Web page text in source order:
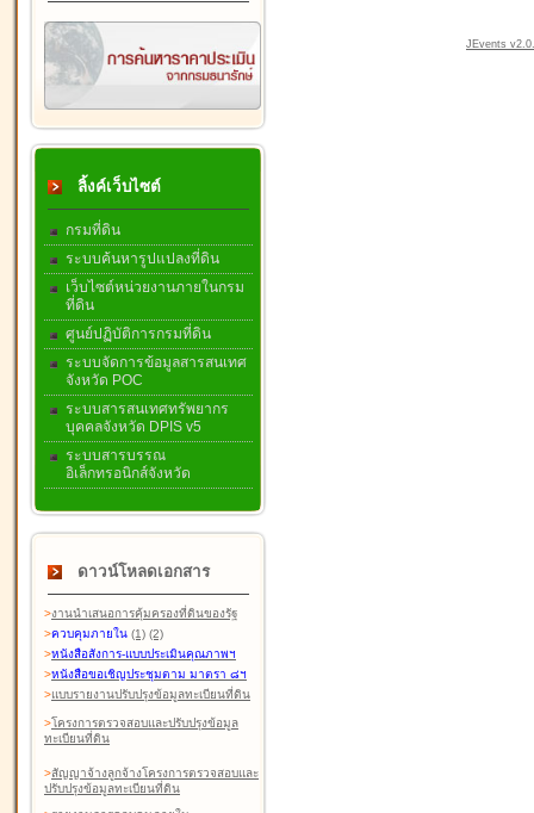
ลิ้งค์เว็บไซต์
กรมที่ดิน
ระบบค้นหารูปแปลงที่ดิน
เว็บไซต์หน่วยงานภายในกรม
ที่ดิน
ศูนย์ปฏิบัติการกรมที่ดิน
ระบบจัดการข้อมูลสารสนเทศ
จังหวัด POC
ระบบสารสนเทศทรัพยากร
บุคคลจังหวัด DPIS v5
ระบบสารบรรณ
อิเล็กทรอนิกส์จังหวัด
ดาวน์โหลดเอกสาร
>งานนำเสนอการคุ้มครองที่ดินของรัฐ
>ควบคุมภายใน (1) (2)
>หนังสือสังการ-แบบประเมินคุณภาพฯ
>หนังสือขอเชิญประชุมตาม มาตรา ๘ฯ
>แบบรายงานปรับปรุงข้อมูลทะเบียนที่ดิน
>โครงการตรวจสอบและปรับปรุงข้อมูล
ทะเบียนที่ดิน
>สัญญาจ้างลูกจ้างโครงการตรวจสอบและ
ปรับปรุงข้อมูลทะเบียนที่ดิน
JEvents